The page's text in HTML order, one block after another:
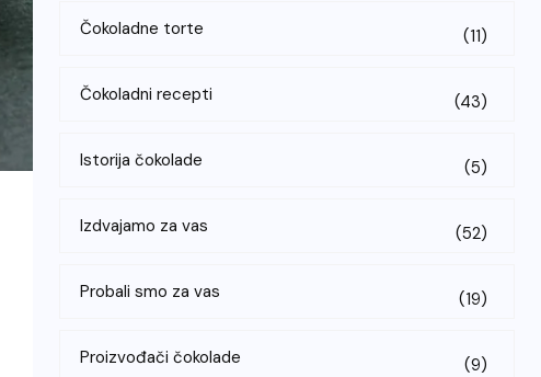
Čokoladne torte (11)
Čokoladni recepti (43)
Istorija čokolade (5)
Izdvajamo za vas (52)
Probali smo za vas (19)
Proizvođači čokolade (9)